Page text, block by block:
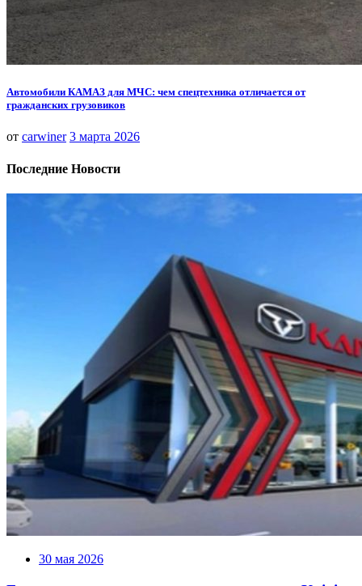
Автомобили КАМАЗ для МЧС: чем спецтехника отличается от
гражданских грузовиков
от carwiner 3 марта 2026
Последние Новости
30 мая 2026